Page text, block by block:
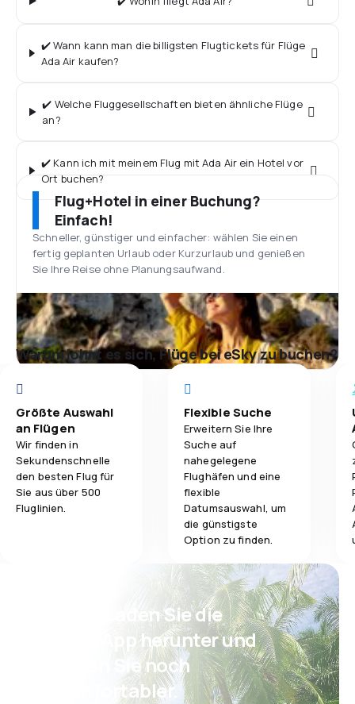
✔️ Wann kann man die billigsten Flugtickets für Flüge
Ada Air kaufen?
✔️ Welche Fluggesellschaften bieten ähnliche Flüge
an?
✔️ Kann ich mit meinem Flug mit Ada Air ein Hotel vor
Ort buchen?
Flug+Hotel in einer Buchung?
Einfach!
Schneller, günstiger und einfacher: wählen Sie einen
fertig geplanten Urlaub oder Kurzurlaub und genießen
Sie Ihre Reise ohne Planungsaufwand.
Warum lohnt es sich, Flüge bei eSky zu buchen?
Größte Auswahl
an Flügen
Wir finden in
Sekundenschnelle
den besten Flug für
Sie aus über 500
Fluglinien.
Flexible Suche
Erweitern Sie Ihre
Suche auf
nahegelegene
Flughäfen und eine
flexible
Datumsauswahl, um
die günstigste
Option zu finden.
Psst! Laden Sie die
eSky App herunter und
reisen Sie noch
komfortabler.